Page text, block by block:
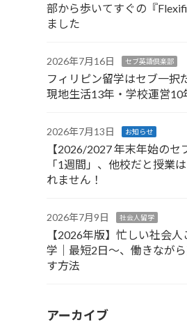
部から歩いてすぐの『
ました
2026年7月16日 セブ英語倶楽部
フィリピン留学はセブ一択
現地生活13年・学校運営10
2026年7月13日 お知らせ
【2026/2027 年末年始のセ
「1週間」、他校だと授業
れません！
2026年7月9日 社会人留学
【2026年版】忙しい社会
学｜最短2日〜、働きなが
す方法
アーカイブ